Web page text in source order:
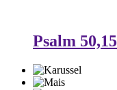
Psalm 50,15